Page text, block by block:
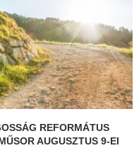
REFORMÁTUS
AUGUSZTUS 9-EI